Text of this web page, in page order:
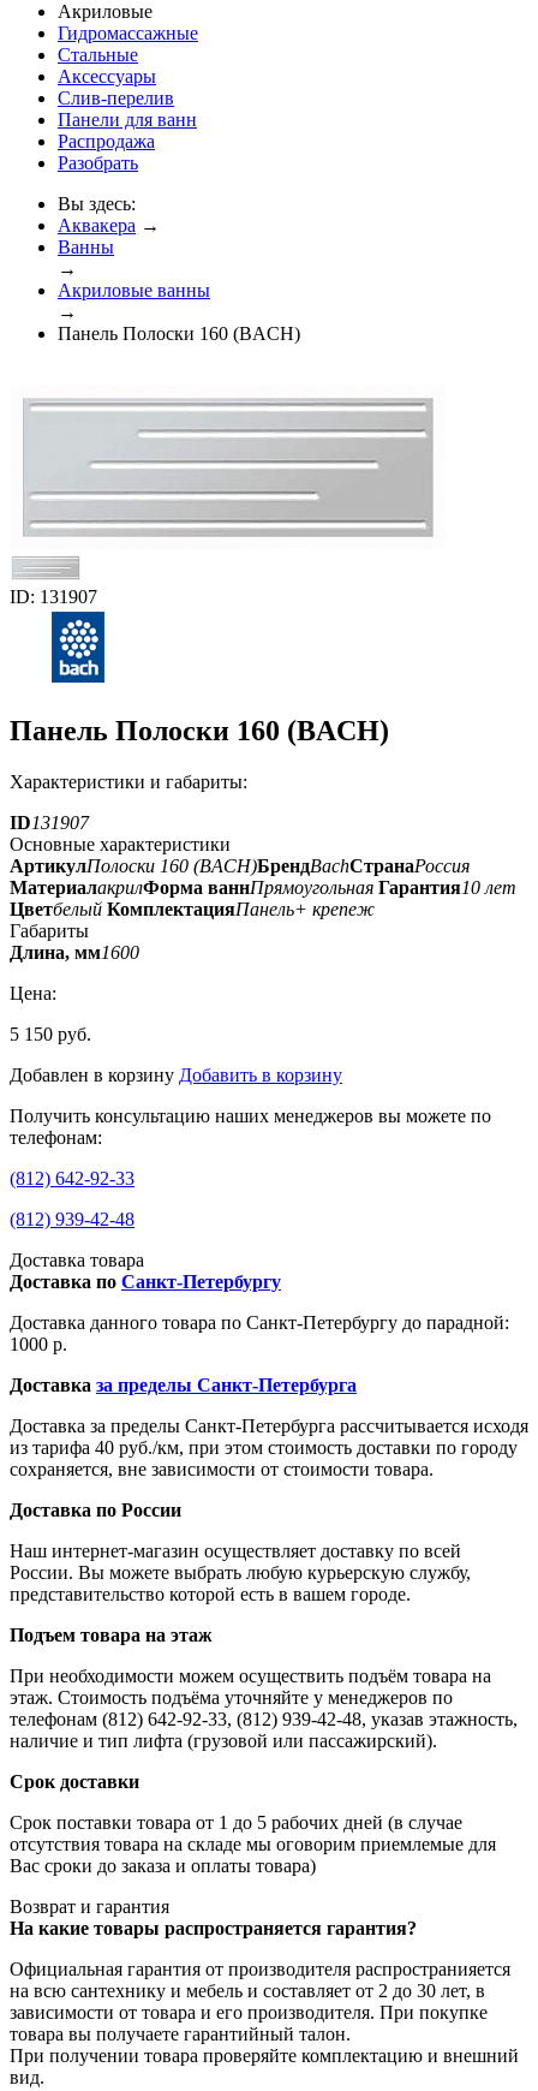
Акриловые
Гидромассажные
Стальные
Аксессуары
Слив-перелив
Панели для ванн
Распродажа
Разобрать
Вы здесь:
Аквакера →
Ванны
→
Акриловые ванны
→
Панель Полоски 160 (BACH)
ID: 131907
Панель Полоски 160 (BACH)
Характеристики и габариты:
ID131907
Основные характеристики
АртикулПолоски 160 (BACH)БрендBachСтранаРоссия
МатериалакрилФорма ваннПрямоугольная Гарантия10 лет
Цветбелый КомплектацияПанель+ крепеж
Габариты
Длина, мм1600
Цена:
5 150 руб.
Добавлен в корзину Добавить в корзину
Получить консультацию наших менеджеров вы можете по
телефонам:
(812) 642-92-33
(812) 939-42-48
Доставка товара
Доставка по Санкт-Петербургу
Доставка данного товара по Санкт-Петербургу до парадной:
1000 р.
Доставка за пределы Санкт-Петербурга
Доставка за пределы Санкт-Петербурга рассчитывается исходя
из тарифа 40 руб./км, при этом стоимость доставки по городу
сохраняется, вне зависимости от стоимости товара.
Доставка по России
Наш интернет-магазин осуществляет доставку по всей
России. Вы можете выбрать любую курьерскую службу,
представительство которой есть в вашем городе.
Подъем товара на этаж
При необходимости можем осуществить подъём товара на
этаж. Стоимость подъёма уточняйте у менеджеров по
телефонам (812) 642-92-33, (812) 939-42-48, указав этажность,
наличие и тип лифта (грузовой или пассажирский).
Срок доставки
Срок поставки товара от 1 до 5 рабочих дней (в случае
отсутствия товара на складе мы оговорим приемлемые для
Вас сроки до заказа и оплаты товара)
Возврат и гарантия
На какие товары распространяется гарантия?
Официальная гарантия от производителя распространияется
на всю сантехнику и мебель и составляет от 2 до 30 лет, в
зависимости от товара и его производителя. При покупке
товара вы получаете гарантийный талон.
При получении товара проверяйте комплектацию и внешний
вид.